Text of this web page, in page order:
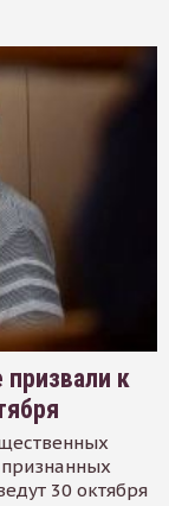
к
30 октября